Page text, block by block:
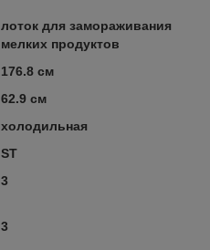
лоток для замораживания
мелких продуктов
176.8 см
62.9 см
холодильная
ST
3
3